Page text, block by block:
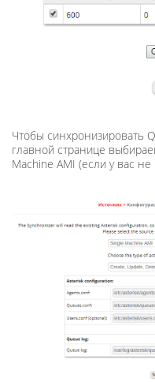
Чтобы синхронизировать
главной странице
Machine AMI (если у вас не